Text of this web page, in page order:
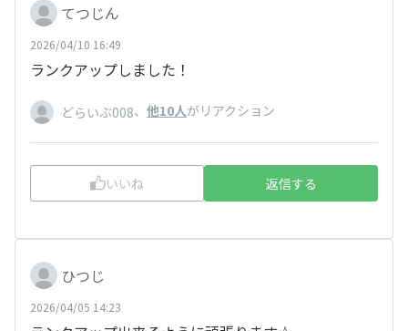
てつじん
2026/04/10 16:49
ランクアップしました！
どらいぶ008、 他10人がリアクション
いいね 返信する
ひつじ
2026/04/05 14:23